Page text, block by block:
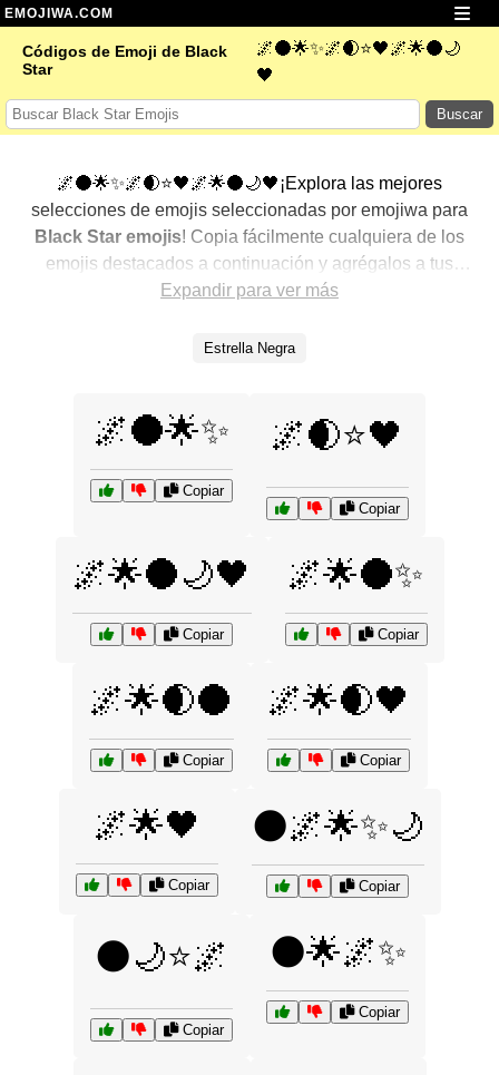
EMOJIWA.COM
Códigos de Emoji de Black
Star
🌌🌑🌟✨🌌🌒⭐🖤🌌🌟🌑🌙
🖤
Buscar
🌌🌑🌟✨🌌🌒⭐🖤🌌🌟🌑🌙🖤¡Explora las mejores
selecciones de emojis seleccionadas por emojiwa para
Black Star emojis! Copia fácilmente cualquiera de los
emojis destacados a continuación y agrégalos a tus
conversaciones para un toque personalizado. Hemos
mostrando primero los más populares. ¿Buscas más?
Expandir para ver más
Estrella Negra
🌌🌑🌟✨
Copiar
🌌🌒⭐🖤
Copiar
🌌🌟🌑🌙🖤
Copiar
🌌🌟🌑✨
Copiar
🌌🌟🌒🌑
Copiar
🌌🌟🌒🖤
Copiar
🌌🌟🖤
Copiar
🌑🌌🌟✨🌙
Copiar
🌑🌙⭐🌌
Copiar
🌑🌟🌌✨
Copiar